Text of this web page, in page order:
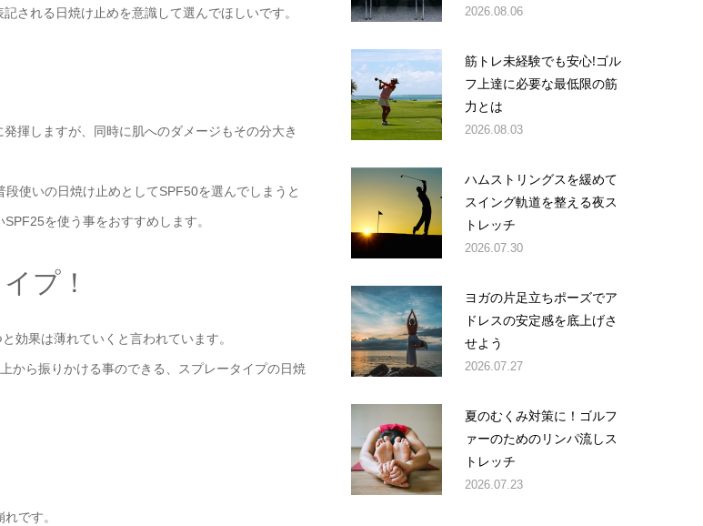
される日焼け止めを意識して選んでほしいです。
揮しますが、同時に肌へのダメージもその分大き
使いの日焼け止めとしてSPF50を選んでしまうと
を使う事をおすすめします。
プ！
効果は薄れていくと言われています。
から振りかける事のできる、スプレータイプの日焼
です。
2026.08.06
筋トレ未経験でも安心!ゴル
フ上達に必要な最低限の筋
力とは
2026.08.03
ハムストリングスを緩めて
スイング軌道を整える夜ス
トレッチ
2026.07.30
ヨガの片足立ちポーズでア
ドレスの安定感を底上げさ
せよう
2026.07.27
夏のむくみ対策に！ゴルフ
ァーのためのリンパ流しス
トレッチ
2026.07.23